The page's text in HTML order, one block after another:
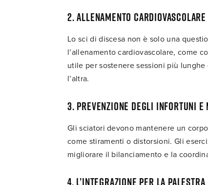
2. Allenamento
Lo sci di discesa non è solo una
l’allenamento cardiovascolare, come
utile per sostenere sessioni più
l’altra.
3. Prevenzione degli infortuni e
Gli sciatori devono mantenere un
come stiramenti o distorsioni. Gli
migliorare il bilanciamento e la